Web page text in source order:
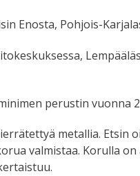
Enosta, Pohjois-
perustin vuonna
metallia. Etsin
valmistaa. Korulla